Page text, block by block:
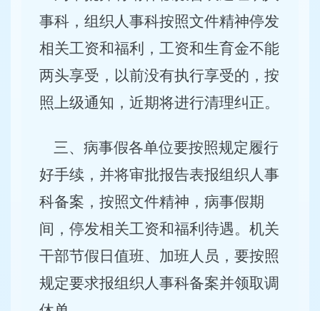
事科，组织人事科按照文件精神停发
相关工资和福利，工资和生育金不能
两头享受，以前没有执行享受的，按
照上级通知，近期将进行清理纠正。
三、病事假各单位要按照规定履行
好手续，并将审批报告表报组织人事
科备案，按照文件精神，病事假期
间，停发相关工资和福利待遇。机关
干部节假日值班、加班人员，要按照
规定要求报组织人事科备案并领取调